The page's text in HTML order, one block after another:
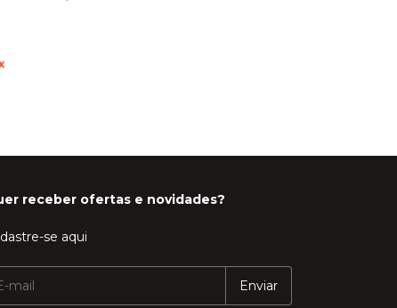
receber ofertas e novidades?
se aqui